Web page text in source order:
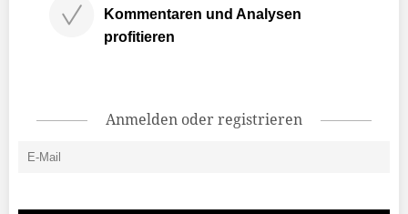
Kommentaren und Analysen
profitieren
Anmelden oder registrieren